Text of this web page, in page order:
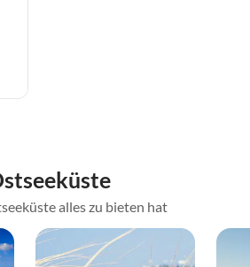
alles zu bieten hat